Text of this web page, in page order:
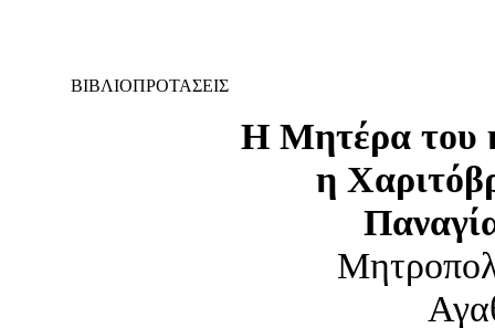
ΒΙΒΛΙΟΠΡΟΤΑΣΕΙΣ
Η Μητέρα του
η